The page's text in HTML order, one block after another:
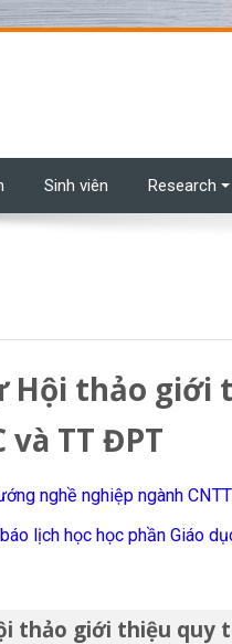
Sinh viên Research
Hội thảo giới
và TT ĐPT
nghề nghiệp ngành
lịch học học phần Giáo
thảo giới thiệu quy